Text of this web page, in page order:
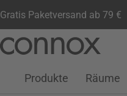
Gratis Paketversand ab 79 €
Kundenkonto
Wunschliste
Warenkorb
Produkte Räume